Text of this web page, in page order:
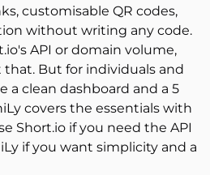
customisable QR codes,
without writing any code.
API or domain volume,
But for individuals and
a clean dashboard and a 5
covers the essentials with
Short.io if you need the API
if you want simplicity and a